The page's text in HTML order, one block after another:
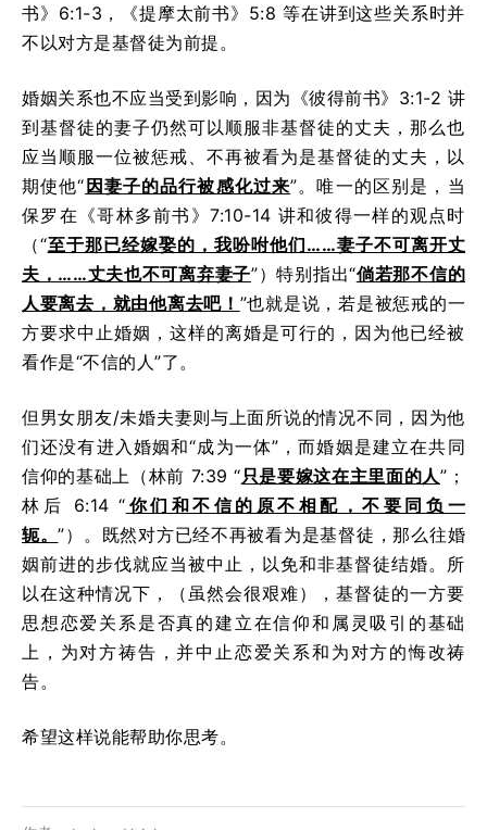
书》6:1-3，《提摩太前书》5:8 等在讲到这些关系时并
不以对方是基督徒为前提。
婚姻关系也不应当受到影响，因为《彼得前书》3:1-2 讲
到基督徒的妻子仍然可以顺服非基督徒的丈夫，那么也
应当顺服一位被惩戒、不再被看为是基督徒的丈夫，以
期使他“因妻子的品行被感化过来”。唯一的区别是，当
保罗在《哥林多前书》7:10-14 讲和彼得一样的观点时
（“至于那已经嫁娶的，我吩咐他们……妻子不可离开丈
夫，……丈夫也不可离弃妻子”）特别指出“倘若那不信的
人要离去，就由他离去吧！ ”也就是说，若是被惩戒的一
方要求中止婚姻，这样的离婚是可行的，因为他已经被
看作是“不信的人”了。
但男女朋友/未婚夫妻则与上面所说的情况不同，因为他
们还没有进入婚姻和“成为一体”，而婚姻是建立在共同
信仰的基础上（林前 7:39 “只是要嫁这在主里面的人”；
林后 6:14 “ 你们和不信的原不相配，不要同负一
轭。”）。既然对方已经不再被看为是基督徒，那么往婚
姻前进的步伐就应当被中止，以免和非基督徒结婚。所
以在这种情况下，（虽然会很艰难），基督徒的一方要
思想恋爱关系是否真的建立在信仰和属灵吸引的基础
上，为对方祷告，并中止恋爱关系和为对方的悔改祷
告。
希望这样说能帮助你思考。